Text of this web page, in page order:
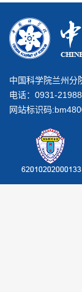
中国科学院兰州分
电话：0931-
网站标识码